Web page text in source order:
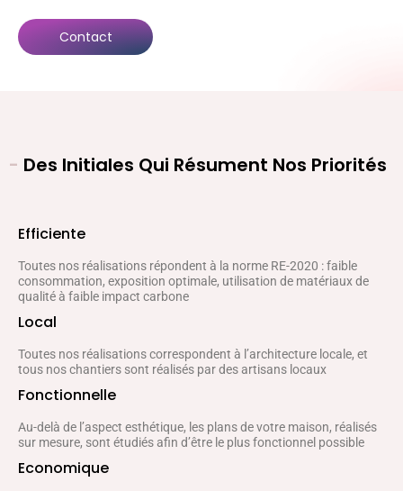
Contact
- Des Initiales Qui Résument Nos Priorités
Efficiente
Toutes nos réalisations répondent à la norme RE-2020 : faible
consommation, exposition optimale, utilisation de matériaux de
qualité à faible impact carbone
Local
Toutes nos réalisations correspondent à l’architecture locale, et
tous nos chantiers sont réalisés par des artisans locaux
Fonctionnelle
Au-delà de l’aspect esthétique, les plans de votre maison, réalisés
sur mesure, sont étudiés afin d’être le plus fonctionnel possible
Economique